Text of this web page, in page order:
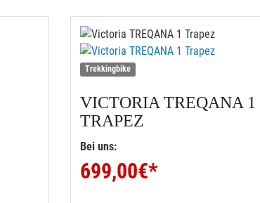
Trekkingbike
VICTORIA TREQANA 1
TRAPEZ
Bei uns:
699,00€*